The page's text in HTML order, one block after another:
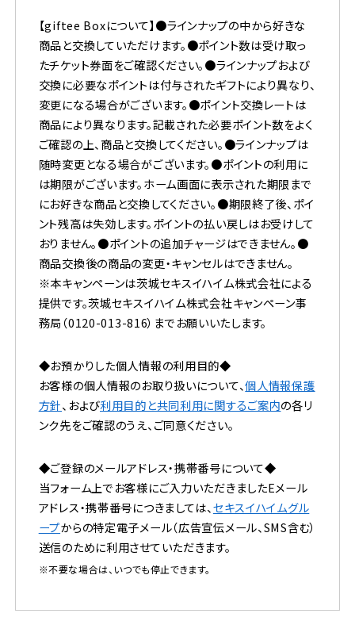
【giftee Boxについて】●ラインナップの中から好きな
商品と交換していただけます。●ポイント数は受け取っ
たチケット券面をご確認ください。●ラインナップおよび
交換に必要なポイントは付与されたギフトにより異なり、
変更になる場合がございます。●ポイント交換レートは
商品により異なります。記載された必要ポイント数をよく
ご確認の上、商品と交換してください。●ラインナップは
随時変更となる場合がございます。●ポイントの利用に
は期限がございます。ホーム画面に表示された期限まで
にお好きな商品と交換してください。●期限終了後、ポイ
ント残高は失効します。ポイントの払い戻しはお受けして
おりません。●ポイントの追加チャージはできません。●
商品交換後の商品の変更・キャンセルはできません。
※本キャンペーンは茨城セキスイハイム株式会社による
提供です。茨城セキスイハイム株式会社キャンペーン事
務局（0120-013-816）までお願いいたします。
◆お預かりした個人情報の利用目的◆
お客様の個人情報のお取り扱いについて、個人情報保護
方針、および利用目的と共同利用に関するご案内の各リ
ンク先をご確認のうえ、ご同意ください。
◆ご登録のメールアドレス・携帯番号について◆
当フォーム上でお客様にご入力いただきましたEメール
アドレス・携帯番号につきましては、セキスイハイムグル
ープからの特定電子メール（広告宣伝メール、SMS含む）
送信のために利用させていただきます。
※不要な場合は、いつでも停止できます。